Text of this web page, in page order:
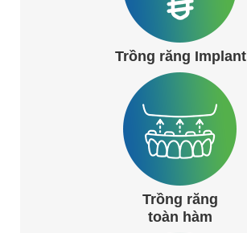
Trồng răng Implant
Trồng răng
toàn hàm